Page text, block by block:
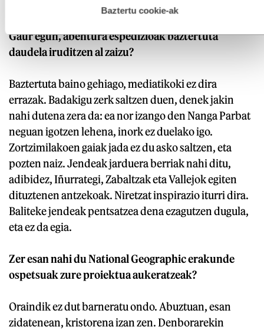
esplizitua ematen diguzu.Gehiago irakurri
Baztertu cookie-ak
Gaur egun, abentura espedizioak baztertuta
daudela iruditzen al zaizu?
Baztertuta baino gehiago, mediatikoki ez dira
errazak. Badakigu zerk saltzen duen, denek jakin
nahi dutena zera da: ea nor izango den Nanga Parbat
neguan igotzen lehena, inork ez duelako igo.
Zortzimilakoen gaiak jada ez du asko saltzen, eta
pozten naiz. Jendeak jarduera berriak nahi ditu,
adibidez, Iñurrategi, Zabaltzak eta Vallejok egiten
dituztenen antzekoak. Niretzat inspirazio iturri dira.
Baliteke jendeak pentsatzea dena ezagutzen dugula,
eta ez da egia.
Zer esan nahi du National Geographic erakunde
ospetsuak zure proiektua aukeratzeak?
Oraindik ez dut barneratu ondo. Abuztuan, esan
zidatenean, kristorena izan zen. Denborarekin